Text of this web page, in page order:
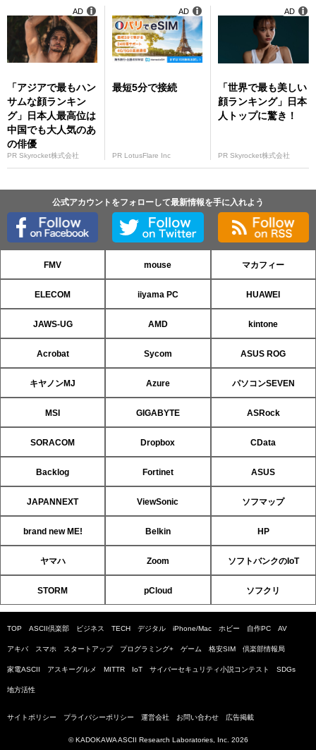
「アジアで最もハン
サムな顔ランキン
グ」日本人最高位は
中国でも大人気のあ
の俳優
PR Skyrocket株式会社
AD
最短5分で接続
PR LotusFlare Inc
AD
「世界で最も美しい
顔ランキング」日本
人トップに驚き！
PR Skyrocket株式会社
AD
公式アカウントをフォローして最新情報を手に入れよう
FMV mouse マカフィー
ELECOM iiyama PC HUAWEI
JAWS-UG AMD kintone
Acrobat Sycom ASUS ROG
キヤノンMJ Azure パソコンSEVEN
MSI GIGABYTE ASRock
SORACOM Dropbox CData
Backlog Fortinet ASUS
JAPANNEXT ViewSonic ソフマップ
brand new ME! Belkin HP
ヤマハ Zoom ソフトバンクのIoT
STORM pCloud ソフクリ
TOP ASCII倶楽部 ビジネス TECH デジタル iPhone/Mac ホビー 自作PC AV
アキバ スマホ スタートアップ プログラミング+ ゲーム 格安SIM 倶楽部情報局
家電ASCII アスキーグルメ MITTR IoT サイバーセキュリティ小説コンテスト SDGs
地方活性
サイトポリシー プライバシーポリシー 運営会社 お問い合わせ 広告掲載
© KADOKAWA ASCII Research Laboratories, Inc. 2026